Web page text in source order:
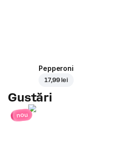
Pepperoni
17,99 lei
Gustări
nou